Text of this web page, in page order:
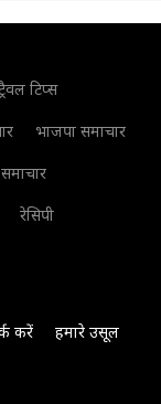
टिप्स
भाजपा समाचार
रेसिपी
करें
हमारे उसूल